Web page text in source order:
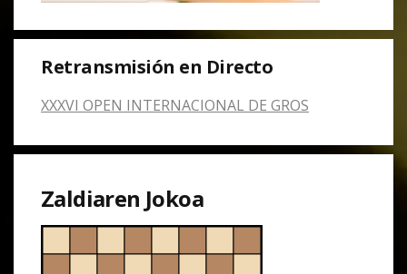
Retransmisión en Directo
XXXVI OPEN INTERNACIONAL DE GROS
Zaldiaren Jokoa